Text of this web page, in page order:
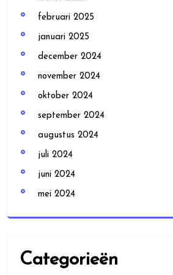
februari 2025
januari 2025
december 2024
november 2024
oktober 2024
september 2024
augustus 2024
juli 2024
juni 2024
mei 2024
Categorieën